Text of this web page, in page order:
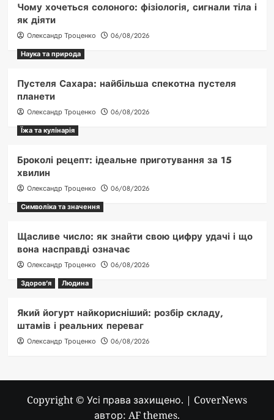
Чому хочеться солоного: фізіологія, сигнали тіла і
як діяти
Олександр Троценко
06/08/2026
Наука та природа
Пустеля Сахара: найбільша спекотна пустеля
планети
Олександр Троценко
06/08/2026
Їжа та кулінарія
Броколі рецепт: ідеальне приготування за 15
хвилин
Олександр Троценко
06/08/2026
Символіка та значення
Щасливе число: як знайти свою цифру удачі і що
вона насправді означає
Олександр Троценко
06/08/2026
Здоров'я
Людина
Який йогурт найкорисніший: розбір складу,
штамів і реальних переваг
Олександр Троценко 06/08/2026
Copyright © Усі права захищено. | CoverNews
автор: AF themes.